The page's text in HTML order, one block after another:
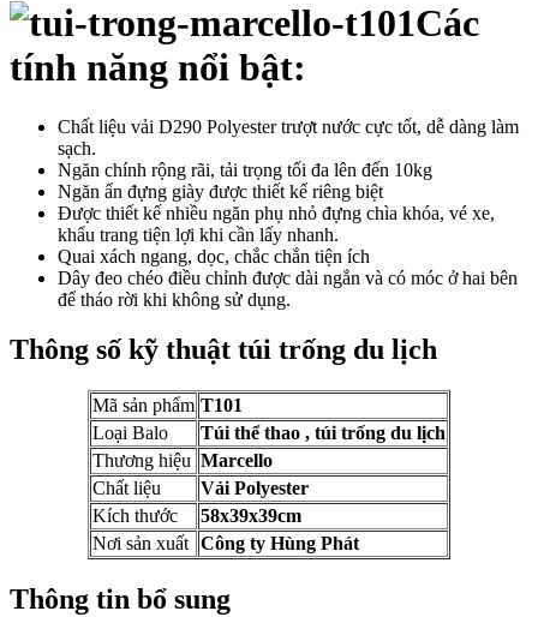
Các
tính năng nổi bật:
Chất liệu vải D290 Polyester trượt nước cực tốt, dễ dàng làm
sạch.
Ngăn chính rộng rãi, tải trọng tối đa lên đến 10kg
Ngăn ẩn đựng giày được thiết kế riêng biệt
Được thiết kế nhiều ngăn phụ nhỏ đựng chìa khóa, vé xe,
khẩu trang tiện lợi khi cần lấy nhanh.
Quai xách ngang, dọc, chắc chắn tiện ích
Dây đeo chéo điều chỉnh được dài ngắn và có móc ở hai bên
để tháo rời khi không sử dụng.
Thông số kỹ thuật túi trống du lịch
Mã sản phẩm T101
Loại Balo
Túi thể thao , túi trống du lịch
Thương hiệu Marcello
Chất liệu
Vải Polyester
Kích thước
58x39x39cm
Nơi sản xuất Công ty Hùng Phát
Thông tin bổ sung